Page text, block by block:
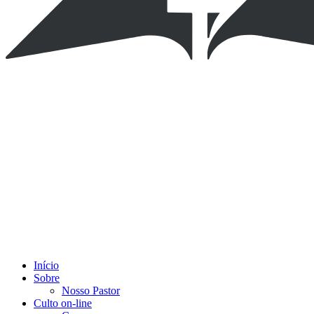
Início
Sobre
Nosso Pastor
Culto on-line